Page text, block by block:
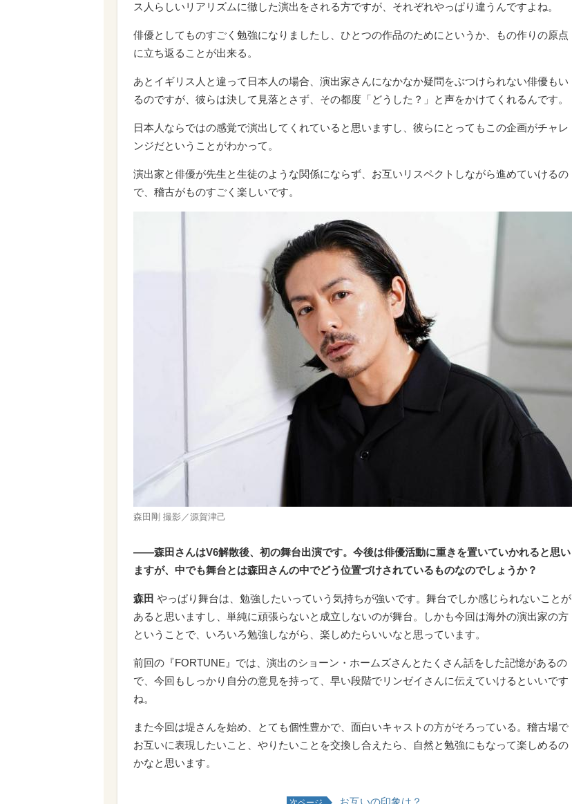
ス人らしいリアリズムに徹した演出をされる方ですが、それぞれやっぱり違うんですよね。
俳優としてものすごく勉強になりましたし、ひとつの作品のためにというか、もの作りの原点
に立ち返ることが出来る。
あとイギリス人と違って日本人の場合、演出家さんになかなか疑問をぶつけられない俳優もい
るのですが、彼らは決して見落とさず、その都度「どうした？」と声をかけてくれるんです。
日本人ならではの感覚で演出してくれていると思いますし、彼らにとってもこの企画がチャレ
ンジだということがわかって。
演出家と俳優が先生と生徒のような関係にならず、お互いリスペクトしながら進めていけるの
で、稽古がものすごく楽しいです。
森田剛 撮影／源賀津己
――森田さんはV6解散後、初の舞台出演です。今後は俳優活動に重きを置いていかれると思い
ますが、中でも舞台とは森田さんの中でどう位置づけされているものなのでしょうか？
森田 やっぱり舞台は、勉強したいっていう気持ちが強いです。舞台でしか感じられないことが
あると思いますし、単純に頑張らないと成立しないのが舞台。しかも今回は海外の演出家の方
ということで、いろいろ勉強しながら、楽しめたらいいなと思っています。
前回の『FORTUNE』では、演出のショーン・ホームズさんとたくさん話をした記憶があるの
で、今回もしっかり自分の意見を持って、早い段階でリンゼイさんに伝えていけるといいです
ね。
また今回は堤さんを始め、とても個性豊かで、面白いキャストの方がそろっている。稽古場で
お互いに表現したいこと、やりたいことを交換し合えたら、自然と勉強にもなって楽しめるの
かなと思います。
お互いの印象は？